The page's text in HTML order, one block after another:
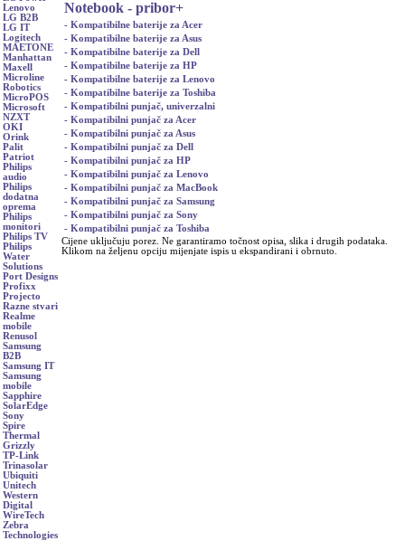
Lenovo
LG B2B
LG IT
Logitech
MAETONE
Manhattan
Maxell
Microline
Robotics
MicroPOS
Microsoft
NZXT
OKI
Orink
Palit
Patriot
Philips
audio
Philips
dodatna
oprema
Philips
monitori
Philips TV
Philips
Water
Solutions
Port Designs
Profixx
Projecto
Razne stvari
Realme
mobile
Renusol
Samsung
B2B
Samsung IT
Samsung
mobile
Sapphire
SolarEdge
Sony
Spire
Thermal
Grizzly
TP-Link
Trinasolar
Ubiquiti
Unitech
Western
Digital
WireTech
Zebra
Technologies
Notebook - pribor+
- Kompatibilne baterije za Acer
- Kompatibilne baterije za Asus
- Kompatibilne baterije za Dell
- Kompatibilne baterije za HP
- Kompatibilne baterije za Lenovo
- Kompatibilne baterije za Toshiba
- Kompatibilni punjač, univerzalni
- Kompatibilni punjač za Acer
- Kompatibilni punjač za Asus
- Kompatibilni punjač za Dell
- Kompatibilni punjač za HP
- Kompatibilni punjač za Lenovo
- Kompatibilni punjač za MacBook
- Kompatibilni punjač za Samsung
- Kompatibilni punjač za Sony
- Kompatibilni punjač za Toshiba
Cijene uključuju porez. Ne garantiramo točnost opisa, slika i drugih podataka.
Klikom na željenu opciju mijenjate ispis u ekspandirani i obrnuto.